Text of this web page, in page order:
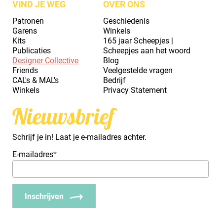
VIND JE WEG
Patronen
Garens
Kits
Publicaties
Designer Collective
Friends
CAL's & MAL's
Winkels
OVER ONS
Geschiedenis
Winkels
165 jaar Scheepjes |
Scheepjes aan het woord
Blog
Veelgestelde vragen
Bedrijf
Privacy Statement
Nieuwsbrief
Schrijf je in! Laat je e-mailadres achter.
E-mailadres*
Inschrijven